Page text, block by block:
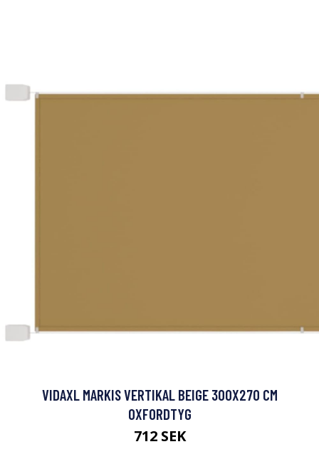
VIDAXL MARKIS VERTIKAL BEIGE 300X270 CM
OXFORDTYG
712 SEK